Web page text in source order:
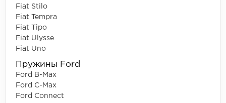
Fiat Stilo
Fiat Tempra
Fiat Tipo
Fiat Ulysse
Fiat Uno
Пружины Ford
Ford B-Max
Ford C-Max
Ford Connect